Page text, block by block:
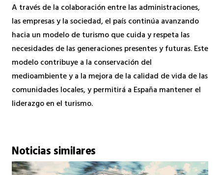
A través de la colaboración entre las administraciones,
las empresas y la sociedad, el país continúa avanzando
hacia un modelo de turismo que cuida y respeta las
necesidades de las generaciones presentes y futuras. Este
modelo contribuye a la conservación del
medioambiente y a la mejora de la calidad de vida de las
comunidades locales, y permitirá a España mantener el
liderazgo en el turismo.
Noticias similares